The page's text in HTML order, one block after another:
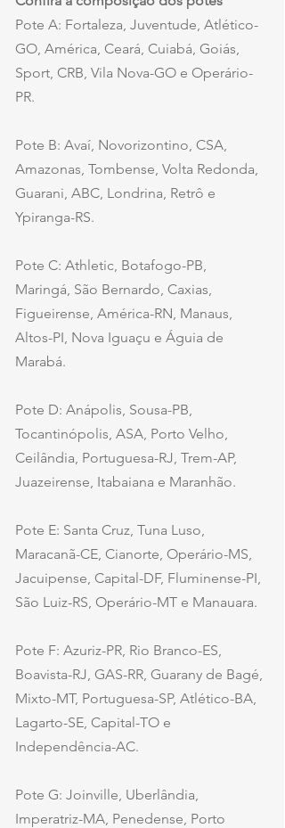
Pote A: Fortaleza, Juventude, Atlético-
GO, América, Ceará, Cuiabá, Goiás,
Sport, CRB, Vila Nova-GO e Operário-
PR.
Pote B: Avaí, Novorizontino, CSA,
Amazonas, Tombense, Volta Redonda,
Guarani, ABC, Londrina, Retrô e
Ypiranga-RS.
Pote C: Athletic, Botafogo-PB,
Maringá, São Bernardo, Caxias,
Figueirense, América-RN, Manaus,
Altos-PI, Nova Iguaçu e Águia de
Marabá.
Pote D: Anápolis, Sousa-PB,
Tocantinópolis, ASA, Porto Velho,
Ceilândia, Portuguesa-RJ, Trem-AP,
Juazeirense, Itabaiana e Maranhão.
Pote E: Santa Cruz, Tuna Luso,
Maracanã-CE, Cianorte, Operário-MS,
Jacuipense, Capital-DF, Fluminense-PI,
São Luiz-RS, Operário-MT e Manauara.
Pote F: Azuriz-PR, Rio Branco-ES,
Boavista-RJ, GAS-RR, Guarany de Bagé,
Mixto-MT, Portuguesa-SP, Atlético-BA,
Lagarto-SE, Capital-TO e
Independência-AC.
Pote G: Joinville, Uberlândia,
Imperatriz-MA, Penedense, Porto